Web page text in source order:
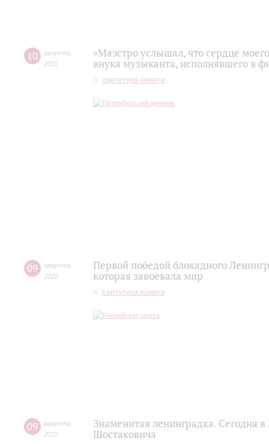
10 августа
2022
«Маэстро услышал, что сердце
внука музыканта, исполнявшего в
партитура памяти
09 августа
2022
Первой победой блокадного
которая завоевала мир
партитура памяти
09 августа
2022
Знаменитая ленинградка. Сегодня
Шостаковича